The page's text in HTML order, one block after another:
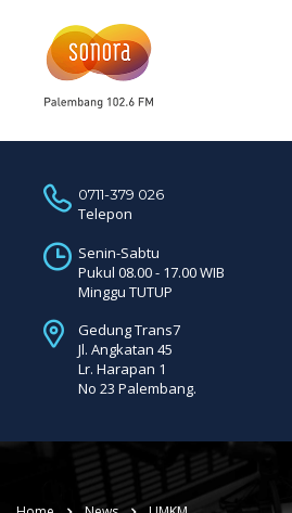
0711-379 026
Telepon
Senin-Sabtu
Pukul 08.00 - 17.00 WIB
Minggu TUTUP
Gedung Trans7
Jl. Angkatan 45
Lr. Harapan 1
No 23 Palembang.